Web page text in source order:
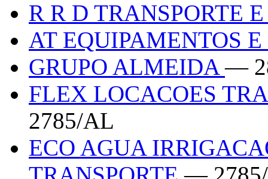
R R D TRANSPORTE
AT EQUIPAMENTOS
GRUPO ALMEIDA—
FLEX LOCACOES
2785/AL
ECO AGUA